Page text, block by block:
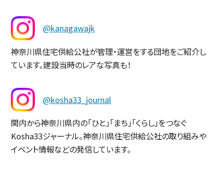
@kanagawajk
神奈川県住宅供給公社が管理・運営をする団地をご紹介し
ています。建設当時のレアな写真も！
@kosha33_journal
関内から神奈川県内の「ひと」「まち」「くらし」をつなぐ
Kosha33ジャーナル。神奈川県住宅供給公社の取り組みや
イベント情報などの発信しています。